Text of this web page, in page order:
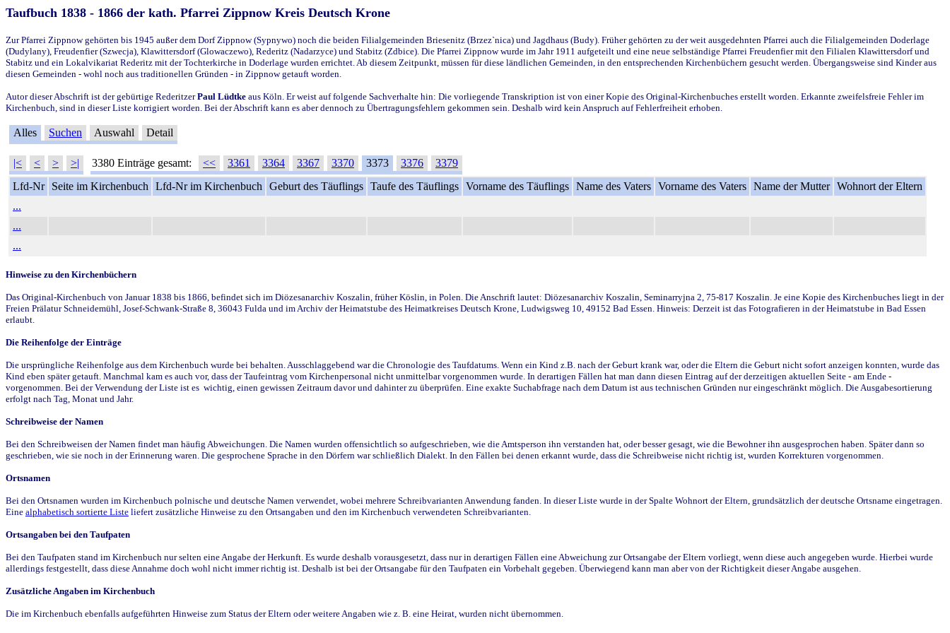
Taufbuch 1838 - 1866 der kath. Pfarrei Zippnow Kreis Deutsch Krone
Zur Pfarrei Zippnow gehörten bis 1945 außer dem Dorf Zippnow (Sypnywo) noch die beiden Filialgemeinden Briesenitz (Brzez`nica) und Jagdhaus (Budy). Früher gehörten zu der weit ausgedehnten Pfarrei auch die Filialgemeinden Doderlage
(Dudylany), Freudenfier (Szwecja), Klawittersdorf (Glowaczewo), Rederitz (Nadarzyce) und Stabitz (Zdbice). Die Pfarrei Zippnow wurde im Jahr 1911 aufgeteilt und eine neue selbständige Pfarrei Freudenfier mit den Filialen Klawittersdorf und
Stabitz und ein Lokalvikariat Rederitz mit der Tochterkirche in Doderlage wurden errichtet. Ab diesem Zeitpunkt, müssen für diese ländlichen Gemeinden, in den entsprechenden Kirchenbüchern gesucht werden. Übergangsweise sind Kinder aus
diesen Gemeinden - wohl noch aus traditionellen Gründen - in Zippnow getauft worden.
Autor dieser Abschrift ist der gebürtige RederitzerPaul Lüdtke aus Köln. Er weist auf folgende Sachverhalte hin: Die vorliegende Transkription ist von einer Kopie des Original-Kirchenbuches erstellt worden. Erkannte zweifelsfreie Fehler im
Kirchenbuch, sind in dieser Liste korrigiert worden. Bei der Abschrift kann es aber dennoch zu Übertragungsfehlern gekommen sein. Deshalb wird kein Anspruch auf Fehlerfreiheit erhoben.
Alles Suchen Auswahl Detail
|< < > >| 3380 Einträge gesamt: << 3361 3364 3367 3370 3373 3376
3379
Lfd-Nr
Seite im Kirchenbuch Lfd-Nr im Kirchenbuch Geburt des Täuflings Taufe des Täuflings Vorname des Täuflings Name des Vaters Vorname des Vaters Name der Mutter Wohnort der Eltern
...
...
...
Hinweise zu den Kirchenbüchern
Das Original-Kirchenbuch von Januar 1838 bis 1866, befindet sich im Diözesanarchiv Koszalin, früher Köslin, in Polen. Die Anschrift lautet: Diözesanarchiv Koszalin, Seminarryjna 2, 75-817 Koszalin. Je eine Kopie des Kirchenbuches liegt in der
Freien Prälatur Schneidemühl, Josef-Schwank-Straße 8, 36043 Fulda und im Archiv der Heimatstube des Heimatkreises Deutsch Krone, Ludwigsweg 10, 49152 Bad Essen. Hinweis: Derzeit ist das Fotografieren in der Heimatstube in Bad Essen
erlaubt.
Die Reihenfolge der Einträge
Die ursprüngliche Reihenfolge aus dem Kirchenbuch wurde bei behalten. Ausschlaggebend war die Chronologie des Taufdatums. Wenn ein Kind z.B. nach der Geburt krank war, oder die Eltern die Geburt nicht sofort anzeigen konnten, wurde das
Kind eben später getauft. Manchmal kam es auch vor, dass der Taufeintrag vom Kirchenpersonal nicht unmittelbar vorgenommen wurde. In derartigen Fällen hat man dann diesen Eintrag auf der derzeitigen aktuellen Seite - am Ende -
vorgenommen. Bei der Verwendung der Liste ist es wichtig, einen gewissen Zeitraum davor und dahinter zu überprüfen. Eine exakte Suchabfrage nach dem Datum ist aus technischen Gründen nur eingeschränkt möglich. Die Ausgabesortierung
erfolgt nach Tag, Monat und Jahr.
Schreibweise der Namen
Bei den Schreibweisen der Namen findet man häufig Abweichungen. Die Namen wurden offensichtlich so aufgeschrieben, wie die Amtsperson ihn verstanden hat, oder besser gesagt, wie die Bewohner ihn ausgesprochen haben. Später dann so
geschrieben, wie sie noch in der Erinnerung waren. Die gesprochene Sprache in den Dörfern war schließlich Dialekt. In den Fällen bei denen erkannt wurde, dass die Schreibweise nicht richtig ist, wurden Korrekturen vorgenommen.
Ortsnamen
Bei den Ortsnamen wurden im Kirchenbuch polnische und deutsche Namen verwendet, wobei mehrere Schreibvarianten Anwendung fanden. In dieser Liste wurde in der Spalte Wohnort der Eltern, grundsätzlich der deutsche Ortsname eingetragen.
Eine alphabetisch sortierte Liste liefert zusätzliche Hinweise zu den Ortsangaben und den im Kirchenbuch verwendeten Schreibvarianten.
Ortsangaben bei den Taufpaten
Bei den Taufpaten stand im Kirchenbuch nur selten eine Angabe der Herkunft. Es wurde deshalb vorausgesetzt, dass nur in derartigen Fällen eine Abweichung zur Ortsangabe der Eltern vorliegt, wenn diese auch angegeben wurde. Hierbei wurde
allerdings festgestellt, dass diese Annahme doch wohl nicht immer richtig ist. Deshalb ist bei der Ortsangabe für den Taufpaten ein Vorbehalt gegeben. Überwiegend kann man aber von der Richtigkeit dieser Angabe ausgehen.
Zusätzliche Angaben im Kirchenbuch
Die im Kirchenbuch ebenfalls aufgeführten Hinweise zum Status der Eltern oder weitere Angaben wie z. B. eine Heirat, wurden nicht übernommen.